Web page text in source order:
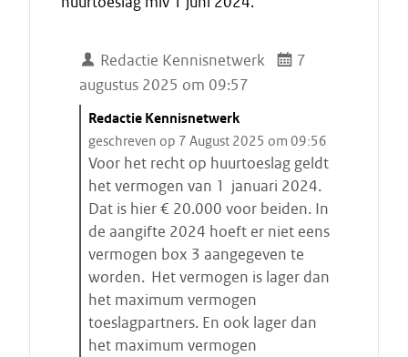
Redactie Kennisnetwerk
7
augustus 2025 om 09:57
C
i
t
a
a
t
s
t
a
r
t
Redactie Kennisnetwerk
geschreven op 7 August 2025 om 09:56
Voor het recht op huurtoeslag geldt
het vermogen van 1 januari 2024.
Dat is hier € 20.000 voor beiden. In
de aangifte 2024 hoeft er niet eens
vermogen box 3 aangegeven te
worden. Het vermogen is lager dan
het maximum vermogen
toeslagpartners. En ook lager dan
het maximum vermogen